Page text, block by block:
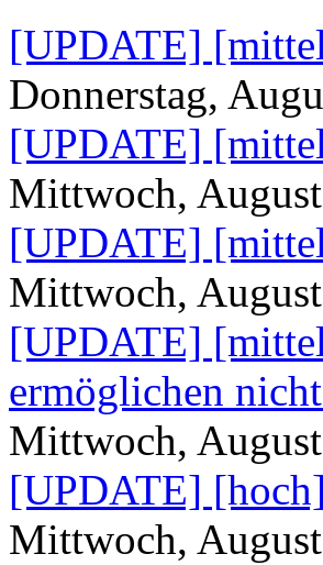
[UPDATE]
Donnerstag,
[UPDATE]
Mittwoch,
[UPDATE]
Mittwoch,
[UPDATE]
ermöglichen
Mittwoch,
[UPDATE]
Mittwoch,